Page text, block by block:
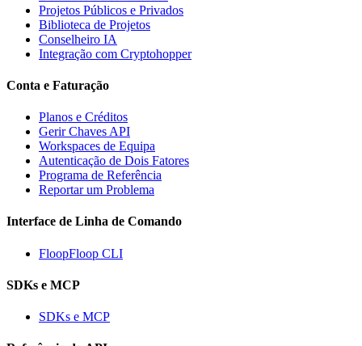
Projetos Públicos e Privados
Biblioteca de Projetos
Conselheiro IA
Integração com Cryptohopper
Conta e Faturação
Planos e Créditos
Gerir Chaves API
Workspaces de Equipa
Autenticação de Dois Fatores
Programa de Referência
Reportar um Problema
Interface de Linha de Comando
FloopFloop CLI
SDKs e MCP
SDKs e MCP